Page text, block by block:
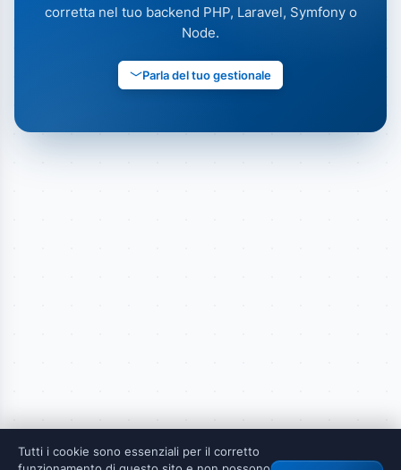
corretta nel tuo backend PHP, Laravel, Symfony o
Node.
Parla del tuo gestionale
Tutti i cookie sono essenziali per il corretto